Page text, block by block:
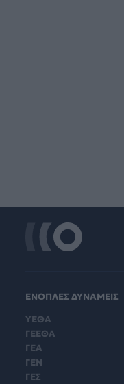
ΕΝΟΠΛΕΣ ΔΥΝΑΜΕΙΣ
ΥΕΘΑ
ΓΕΕΘΑ
ΓΕΑ
ΓΕΝ
ΓΕΣ